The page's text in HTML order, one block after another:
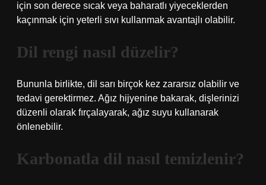
için son derece sıcak veya baharatlı yiyeceklerden
kaçınmak için yeterli sıvı kullanmak avantajlı olabilir.
Dil rengi nasıl düzelir?
Bununla birlikte, dil sarı birçok kez zararsız olabilir ve
tedavi gerektirmez. Ağız hijyenine bakarak, dişlerinizi
düzenli olarak fırçalayarak, ağız suyu kullanarak
önlenebilir.
Karbonatla dil nasıl temizlenir?